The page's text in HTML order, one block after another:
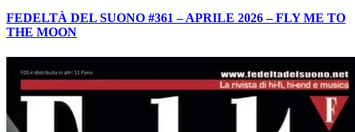
FEDELTÀ DEL SUONO #361 – APRILE 2026 – FLY ME TO
THE MOON